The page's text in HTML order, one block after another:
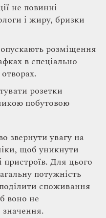
не повинні
і жиру, бризки
розміщення
в спеціально
розетки
побутовою
звернути увагу на
щоб уникнути
Для цього
потужність
споживання
воно не